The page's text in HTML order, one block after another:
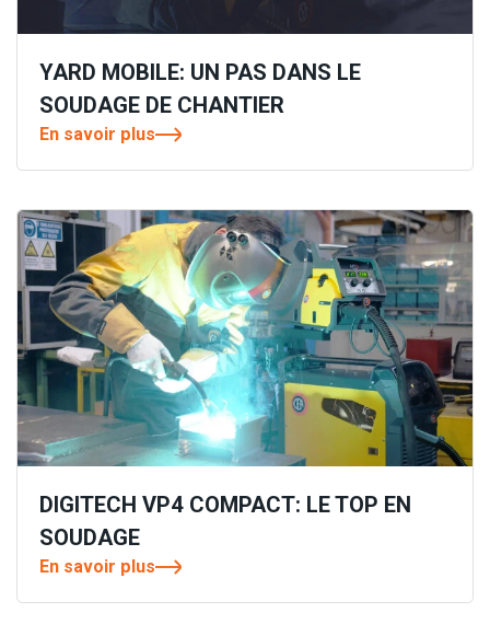
YARD MOBILE: UN PAS DANS LE
SOUDAGE DE CHANTIER
En savoir plus
DIGITECH VP4 COMPACT: LE TOP EN
SOUDAGE
En savoir plus